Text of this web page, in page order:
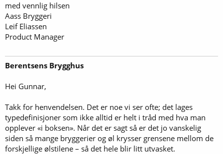
med vennlig hilsen
Aass Bryggeri
Leif Eliassen
Product Manager
Berentsens Brygghus
Hei Gunnar,
Takk for henvendelsen. Det er noe vi ser ofte; det lages
typedefinisjoner som ikke alltid er helt i tråd med hva man
opplever «i boksen». Når det er sagt så er det jo vanskelig
siden så mange bryggerier og øl krysser grensene mellom de
forskjellige ølstilene – så det hele blir litt utvasket.